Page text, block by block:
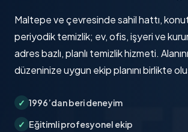
Maltepe ve çevresinde sahil hattı,
periyodik temizlik; ev, ofis, işyeri ve
adres bazlı, planlı temizlik hizmeti.
düzeninize uygun ekip planını birlikte
✓ 1996’dan beri deneyim
✓ Eğitimli profesyonel ekip